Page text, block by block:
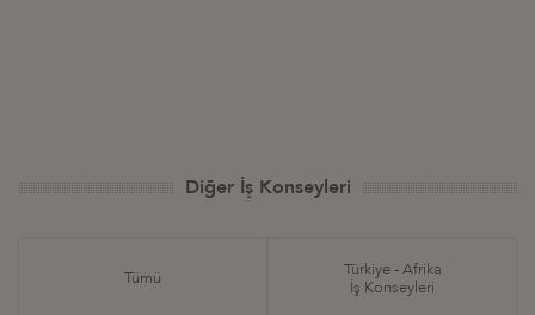
Diğer İş Konseyleri
Tümü
Türkiye - Afrika
İş Konseyleri